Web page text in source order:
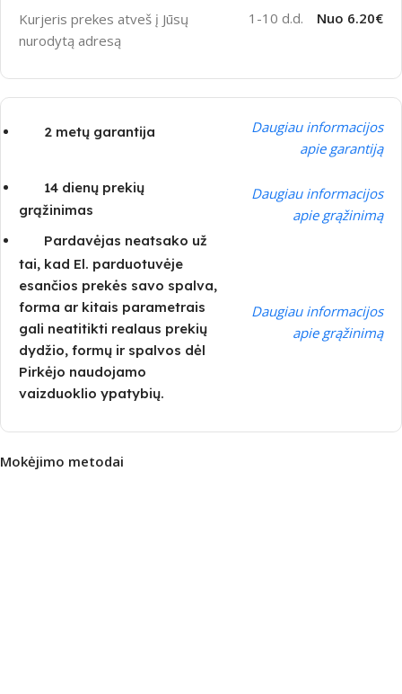
Kurjeris prekes atveš į Jūsų
nurodytą adresą
1-10 d.d. Nuo 6.20€
2 metų garantija
Daugiau informacijos
apie garantiją
14 dienų prekių
grąžinimas
Daugiau informacijos
apie grąžinimą
Pardavėjas neatsako už
tai, kad El. parduotuvėje
esančios prekės savo spalva,
forma ar kitais parametrais
gali neatitikti realaus prekių
dydžio, formų ir spalvos dėl
Pirkėjo naudojamo
vaizduoklio ypatybių.
Daugiau informacijos
apie grąžinimą
Mokėjimo metodai